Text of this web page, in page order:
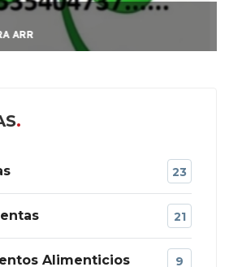
ARR
23
21
Alimenticios 9